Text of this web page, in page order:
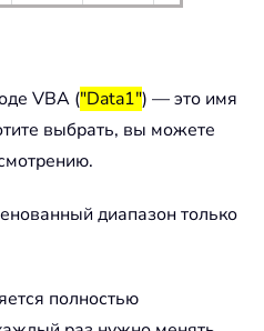
VBA ("Data1") — это имя
выбрать, вы можете
диапазон только
полностью